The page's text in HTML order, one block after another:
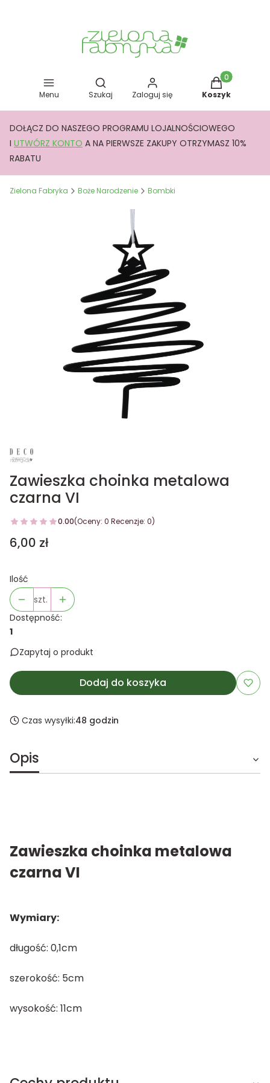
Menu
Otwórz wyszukiwarkę
Szukaj Zaloguj się
Produkty w
Koszyk
DOŁĄCZ DO NASZEGO PROGRAMU LOJALNOŚCIOWEGO
I UTWÓRZ KONTO A NA PIERWSZE ZAKUPY OTRZYMASZ 10%
RABATU
Zielona Fabryka Boże Narodzenie Bombki
Zawieszka choinka metalowa
czarna VI
0.00(Oceny: 0 Recenzje: 0)
Cena
6,00 zł
Ilość
szt.
Dostępność:
1
Zapytaj o produkt
Dodaj do koszyka
Czas wysyłki:48 godzin
Opis
Zawieszka choinka metalowa
czarna VI
Wymiary:
długość: 0,1cm
szerokość: 5cm
wysokość: 11cm